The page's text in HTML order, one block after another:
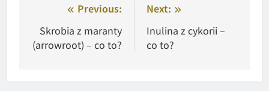
Nawigacja
wpisu
Previous:
Skrobia z maranty
(arrowroot) – co to?
Next:
Inulina z cykorii –
co to?